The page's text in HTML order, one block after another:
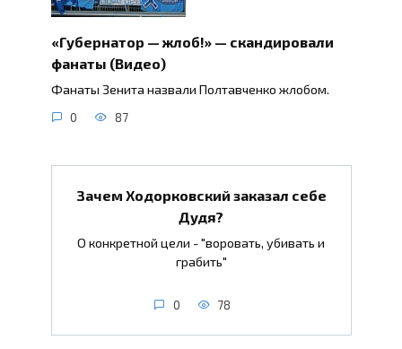
«Губернатор — жлоб!» — скандировали
фанаты (Видео)
Фанаты Зенита назвали Полтавченко жлобом.
0 87
Зачем Ходорковский заказал себе
Дудя?
О конкретной цели - "воровать, убивать и
грабить"
0 78